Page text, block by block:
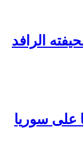
الرافد
على سوريا